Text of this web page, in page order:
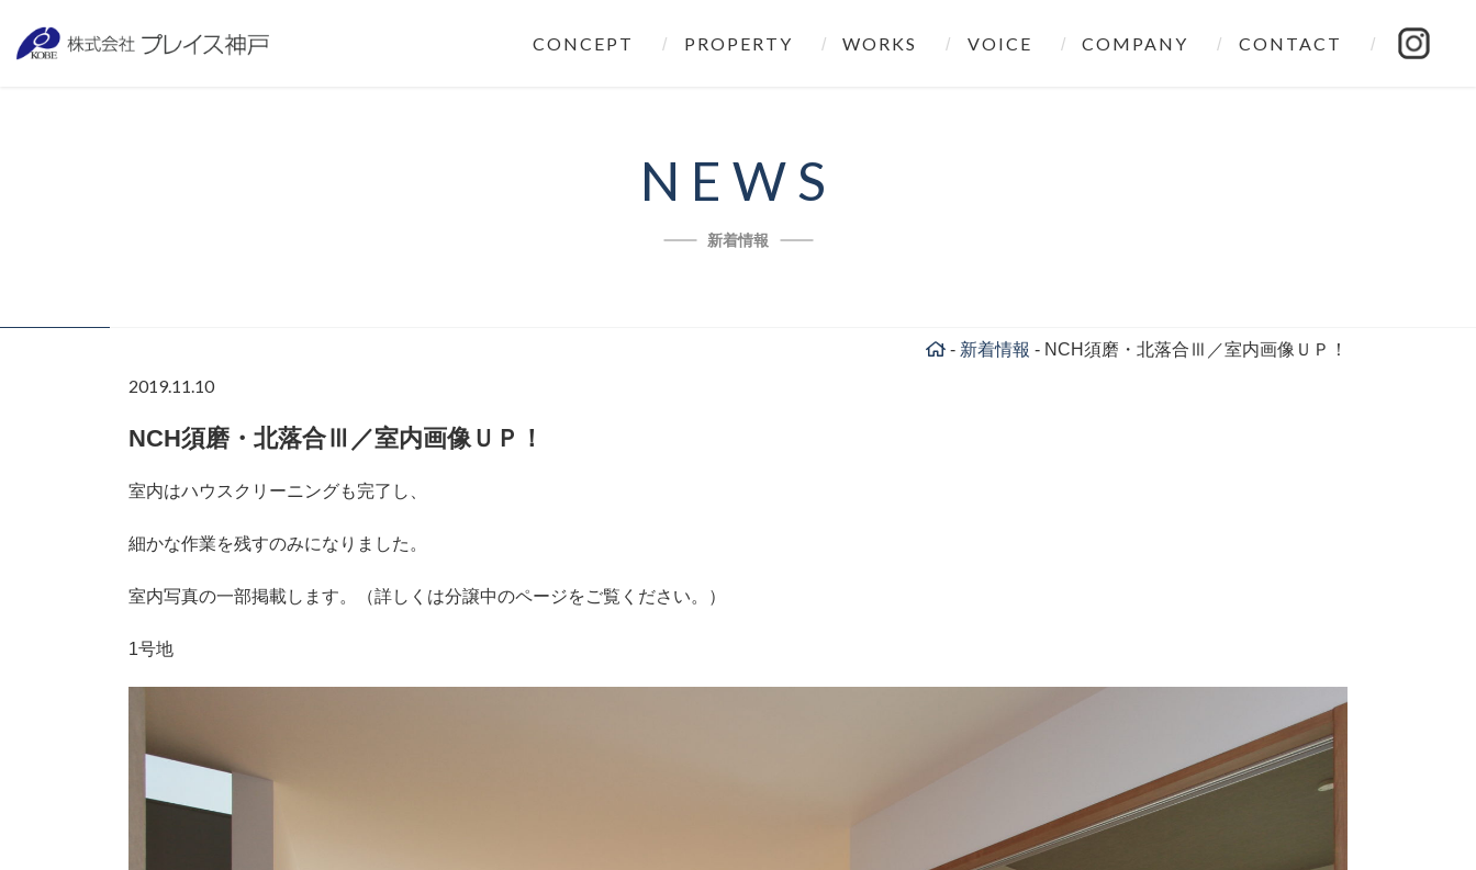
CONCEPT PROPERTY WORKS VOICE COMPANY CONTACT
NEWS
新着情報
- 新着情報 - NCH須磨・北落合Ⅲ／室内画像ＵＰ！
2019.11.10
NCH須磨・北落合Ⅲ／室内画像ＵＰ！
室内はハウスクリーニングも完了し、
細かな作業を残すのみになりました。
室内写真の一部掲載します。（詳しくは分譲中のページをご覧ください。）
1号地